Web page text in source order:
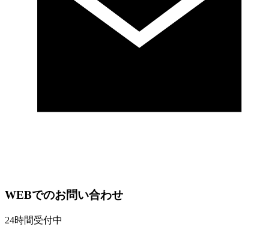
WEBでのお問い合わせ
24時間受付中